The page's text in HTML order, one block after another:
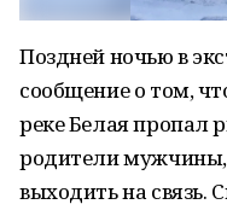
Поздней ночью в
сообщение о том,
реке Белая пропал
родители мужчины,
выходить на связь.